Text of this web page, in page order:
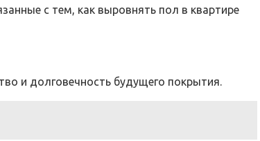
с тем, как выровнять пол в квартире
и долговечность будущего покрытия.